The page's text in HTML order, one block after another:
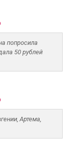
попросила
50 рублей
Артема,